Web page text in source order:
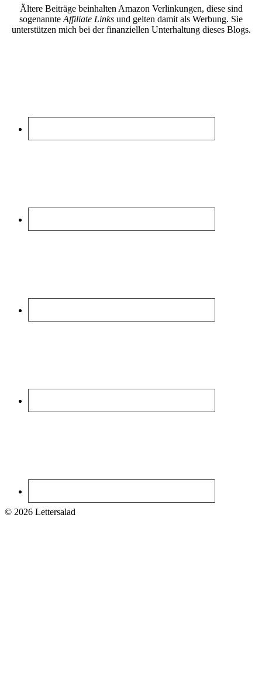
Ältere Beiträge beinhalten Amazon Verlinkungen, diese sind
sogenannte Affiliate Links und gelten damit als Werbung. Sie
unterstützen mich bei der finanziellen Unterhaltung dieses Blogs.
© 2026 Lettersalad